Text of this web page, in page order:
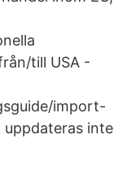
till USA -
import-
uppdateras inte